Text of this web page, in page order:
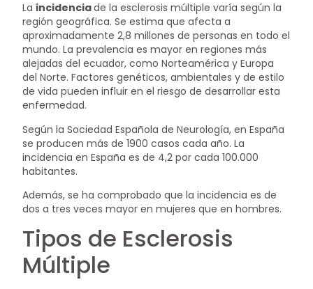
La incidenciade la esclerosis múltiple varía según la
región geográfica. Se estima que afecta a
aproximadamente 2,8 millones de personas en todo el
mundo. La prevalencia es mayor en regiones más
alejadas del ecuador, como Norteamérica y Europa
del Norte. Factores genéticos, ambientales y de estilo
de vida pueden influir en el riesgo de desarrollar esta
enfermedad.
Según la Sociedad Española de Neurología, en España
se producen más de 1900 casos cada año. La
incidencia en España es de 4,2 por cada 100.000
habitantes.
Además, se ha comprobado que la incidencia es de
dos a tres veces mayor en mujeres que en hombres.
Tipos de Esclerosis
Múltiple